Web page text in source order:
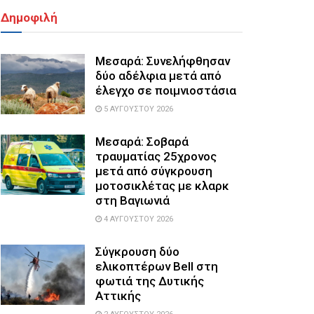
Δημοφιλή
Μεσαρά: Συνελήφθησαν
δύο αδέλφια μετά από
έλεγχο σε ποιμνιοστάσια
5 ΑΥΓΟΎΣΤΟΥ 2026
Μεσαρά: Σοβαρά
τραυματίας 25χρονος
μετά από σύγκρουση
μοτοσικλέτας με κλαρκ
στη Βαγιωνιά
4 ΑΥΓΟΎΣΤΟΥ 2026
Σύγκρουση δύο
ελικοπτέρων Bell στη
φωτιά της Δυτικής
Αττικής